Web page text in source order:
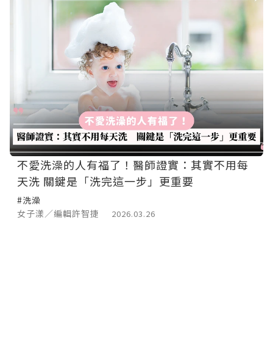
不愛洗澡的人有福了！醫師證實：其實不用每
天洗 關鍵是「洗完這一步」更重要
#洗澡
女子漾／編輯許智捷
2026.03.26